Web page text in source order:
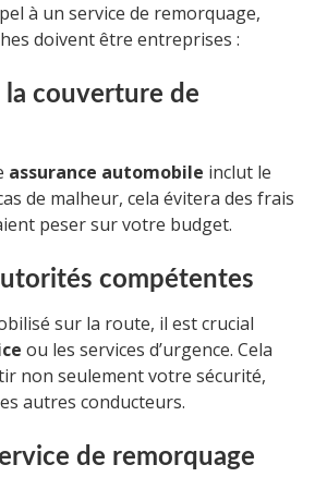
à un service de remorquage,
doivent être entreprises :
la couverture de
assurance automobile inclut le
de malheur, cela évitera des frais
peser sur votre budget.
compétentes
sur la route, il est crucial
ou les services d’urgence. Cela
non seulement votre sécurité,
autres conducteurs.
de remorquage